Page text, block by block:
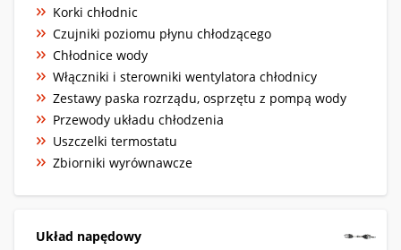
Korki chłodnic
Czujniki poziomu płynu chłodzącego
Chłodnice wody
Włączniki i sterowniki wentylatora chłodnicy
Zestawy paska rozrządu, osprzętu z pompą wody
Przewody układu chłodzenia
Uszczelki termostatu
Zbiorniki wyrównawcze
Układ napędowy